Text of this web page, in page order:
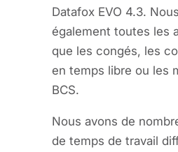
Datafox EVO 4.3.
également toutes les
que les congés, les
en temps libre ou les
BCS.
Nous avons de
de temps de travail